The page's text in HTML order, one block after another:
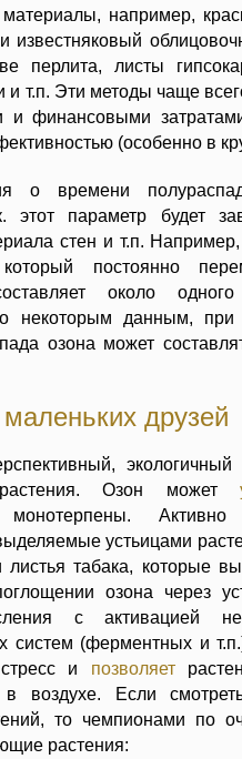
материалы, например,
известняковый
перлита, листы
и т.п. Эти методы чаще
и финансовыми
(особенно в
о времени
этот параметр будет
стен и т.п.
который постоянно
около
некоторым данным, при
озона может
друзей
растения. Озон может
монотерпены.
устьицами
листья табака, которые
озона через
с активацией
систем (ферментных и
и позволяет
воздухе. Если
то чемпионами по
растения: